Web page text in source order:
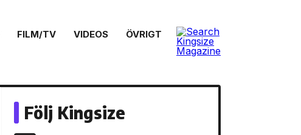
FILM/TV VIDEOS ÖVRIGT
Följ Kingsize